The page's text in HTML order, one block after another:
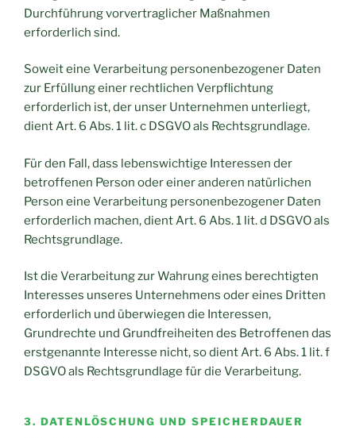
Durchführung vorvertraglicher Maßnahmen
erforderlich sind.
Soweit eine Verarbeitung personenbezogener Daten
zur Erfüllung einer rechtlichen Verpflichtung
erforderlich ist, der unser Unternehmen unterliegt,
dient Art. 6 Abs. 1 lit. c DSGVO als Rechtsgrundlage.
Für den Fall, dass lebenswichtige Interessen der
betroffenen Person oder einer anderen natürlichen
Person eine Verarbeitung personenbezogener Daten
erforderlich machen, dient Art. 6 Abs. 1 lit. d DSGVO als
Rechtsgrundlage.
Ist die Verarbeitung zur Wahrung eines berechtigten
Interesses unseres Unternehmens oder eines Dritten
erforderlich und überwiegen die Interessen,
Grundrechte und Grundfreiheiten des Betroffenen das
erstgenannte Interesse nicht, so dient Art. 6 Abs. 1 lit. f
DSGVO als Rechtsgrundlage für die Verarbeitung.
3. DATENLÖSCHUNG UND SPEICHERDAUER